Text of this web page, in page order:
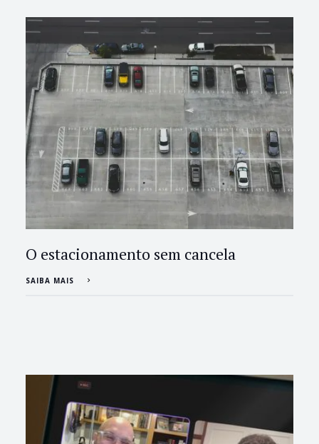
O estacionamento sem cancela
SAIBA MAIS